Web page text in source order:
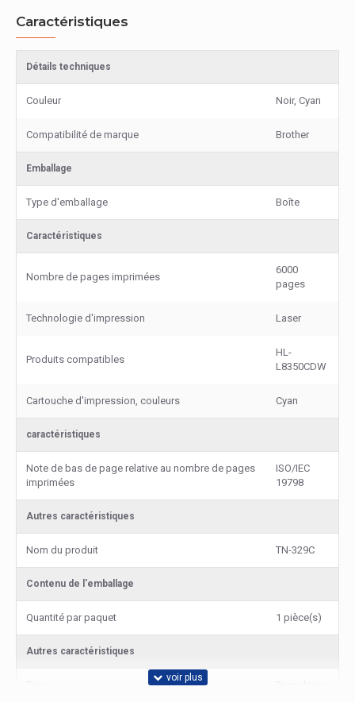
Caractéristiques
Détails techniques
Couleur Noir, Cyan
Compatibilité de marque Brother
Emballage
Type d'emballage Boîte
Caractéristiques
Nombre de pages imprimées
6000
pages
Technologie d'impression Laser
Produits compatibles
HL-
L8350CDW
Cartouche d'impression, couleurs Cyan
caractéristiques
Note de bas de page relative au nombre de pages
imprimées
ISO/IEC
19798
Autres caractéristiques
Nom du produit TN-329C
Contenu de l'emballage
Quantité par paquet 1 pièce(s)
Autres caractéristiques